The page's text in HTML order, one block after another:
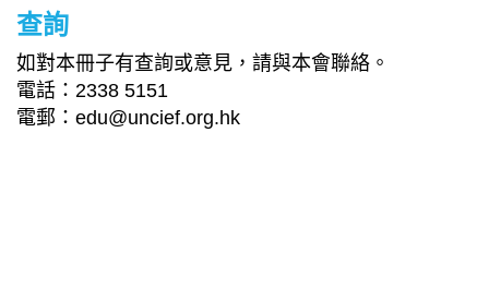
查詢
如對本冊子有查詢或意見，請與本會聯絡。
電話：2338 5151
電郵： edu@uncief.org.hk